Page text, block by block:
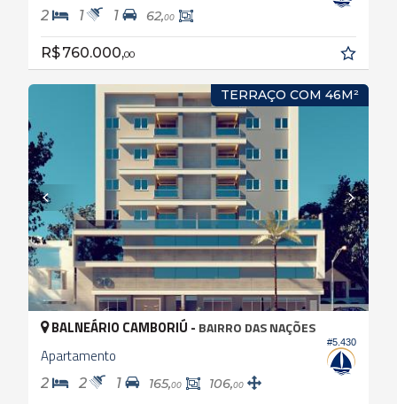
2 1 1 62,00
R$ 760.000,00
TERRAÇO COM 46M²
#5.430
BALNEÁRIO CAMBORIÚ - BAIRRO DAS NAÇÕES
Apartamento
2 2 1 165,00 106,00